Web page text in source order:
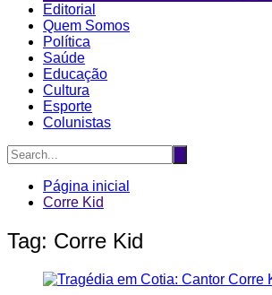
Editorial
Quem Somos
Política
Saúde
Educação
Cultura
Esporte
Colunistas
Página inicial
Corre Kid
Tag: Corre Kid